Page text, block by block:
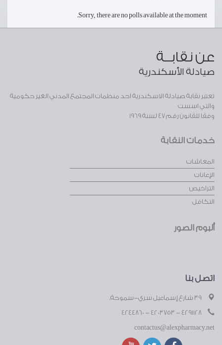
Sorry, there are no polls available at the moment.
عن نقابــة
صيادلة الأسكندرية
تعتبر نقابة صيادلة الاسكندرية احد منظمات المجتمع المدني الغير حكومية
والتي اسست
وفقا للقانون رقم 47 لسنة 1969
خدمات النقابة
المعاشات
الإعانات
التراخيص
التكافل
ألبوم الصور
اتصل بنا
contactus@alexpharmacy.net